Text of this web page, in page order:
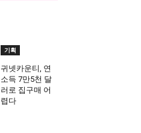
기획
귀넷카운티, 연
소득 7만5천 달
러로 집구매 어
렵다